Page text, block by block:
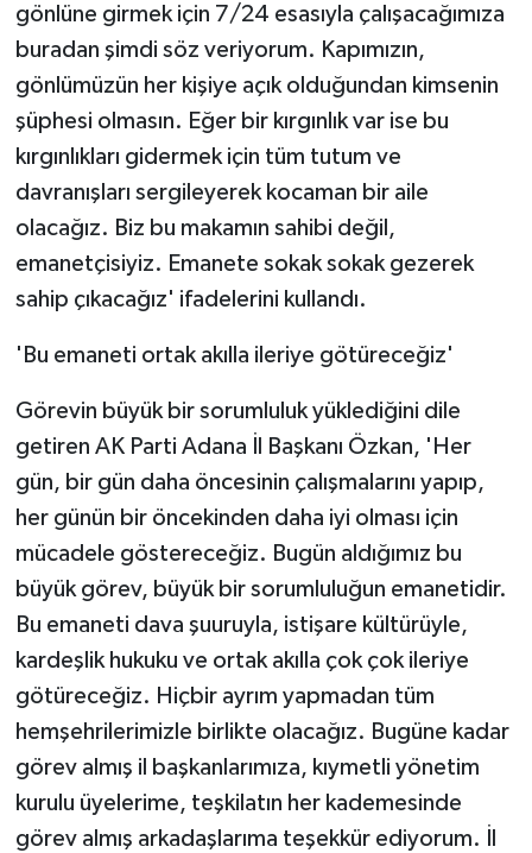
gönlüne girmek için 7/24 esasıyla çalışacağımıza
buradan şimdi söz veriyorum. Kapımızın,
gönlümüzün her kişiye açık olduğundan kimsenin
şüphesi olmasın. Eğer bir kırgınlık var ise bu
kırgınlıkları gidermek için tüm tutum ve
davranışları sergileyerek kocaman bir aile
olacağız. Biz bu makamın sahibi değil,
emanetçisiyiz. Emanete sokak sokak gezerek
sahip çıkacağız' ifadelerini kullandı.
'Bu emaneti ortak akılla ileriye götüreceğiz'
Görevin büyük bir sorumluluk yüklediğini dile
getiren AK Parti Adana İl Başkanı Özkan, 'Her
gün, bir gün daha öncesinin çalışmalarını yapıp,
her günün bir öncekinden daha iyi olması için
mücadele göstereceğiz. Bugün aldığımız bu
büyük görev, büyük bir sorumluluğun emanetidir.
Bu emaneti dava şuuruyla, istişare kültürüyle,
kardeşlik hukuku ve ortak akılla çok çok ileriye
götüreceğiz. Hiçbir ayrım yapmadan tüm
hemşehrilerimizle birlikte olacağız. Bugüne kadar
görev almış il başkanlarımıza, kıymetli yönetim
kurulu üyelerime, teşkilatın her kademesinde
görev almış arkadaşlarıma teşekkür ediyorum. İl